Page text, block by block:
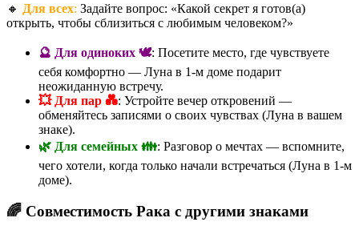
🔸 Для всех: Задайте вопрос: «Какой секрет я готов(а)
открыть, чтобы сблизиться с любимым человеком?»
🔮 Для одиноких 🕊️: Посетите место, где чувствуете
себя комфортно — Луна в 1-м доме подарит
неожиданную встречу.
💥 Для пар 💑: Устройте вечер откровений —
обменяйтесь записями о своих чувствах (Луна в вашем
знаке).
🌿 Для семейных 👪: Разговор о мечтах — вспомните,
чего хотели, когда только начали встречаться (Луна в 1-м
доме).
🌈 Совместимость Рака с другими знаками